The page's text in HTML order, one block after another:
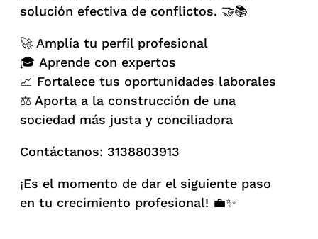
solución efectiva de conflictos. 🤝📚
🚀 Amplía tu perfil profesional
🎓 Aprende con expertos
📈 Fortalece tus oportunidades laborales
⚖️ Aporta a la construcción de una
sociedad más justa y conciliadora
Contáctanos: 3138803913
¡Es el momento de dar el siguiente paso
en tu crecimiento profesional! 💼✨